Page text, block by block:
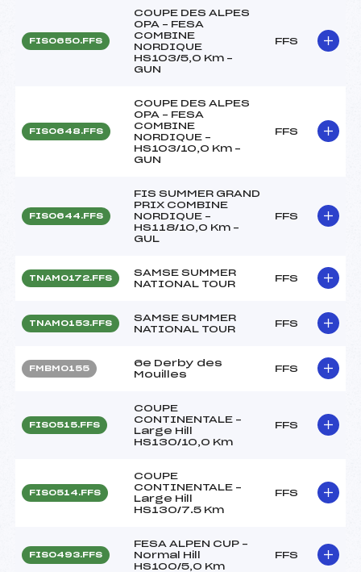
FIS0650.FFS
COUPE DES ALPES
OPA – FESA
COMBINE
NORDIQUE
HS103/5,0 Km –
GUN
FFS
FIS0648.FFS
COUPE DES ALPES
OPA – FESA
COMBINE
NORDIQUE –
HS103/10,0 Km –
GUN
FFS
FIS0644.FFS
FIS SUMMER GRAND
PRIX COMBINE
NORDIQUE –
HS118/10,0 Km –
GUL
FFS
TNAM0172.FFS
SAMSE SUMMER
NATIONAL TOUR
FFS
TNAM0153.FFS
SAMSE SUMMER
NATIONAL TOUR
FFS
FMBM0155
6e Derby des
Mouilles
FFS
FIS0515.FFS
COUPE
CONTINENTALE –
Large Hill
HS130/10,0 Km
FFS
FIS0514.FFS
COUPE
CONTINENTALE –
Large Hill
HS130/7.5 Km
FFS
FIS0493.FFS
FESA ALPEN CUP –
Normal Hill
HS100/5,0 Km
FFS